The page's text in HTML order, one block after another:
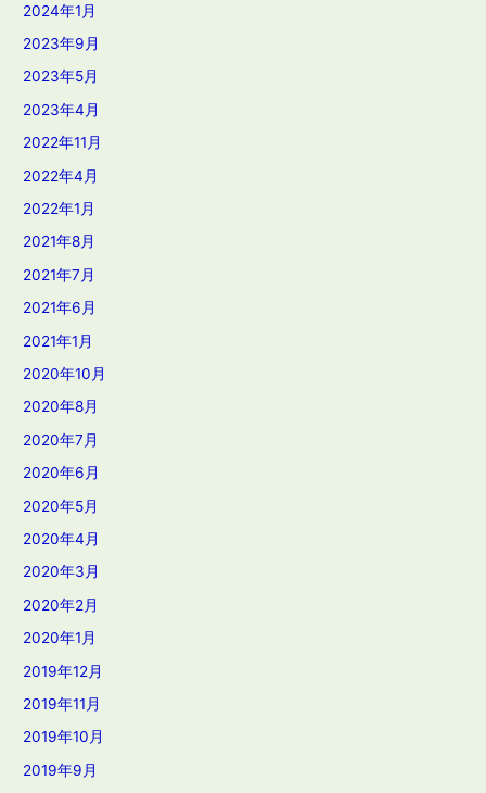
2024年1月
2023年9月
2023年5月
2023年4月
2022年11月
2022年4月
2022年1月
2021年8月
2021年7月
2021年6月
2021年1月
2020年10月
2020年8月
2020年7月
2020年6月
2020年5月
2020年4月
2020年3月
2020年2月
2020年1月
2019年12月
2019年11月
2019年10月
2019年9月